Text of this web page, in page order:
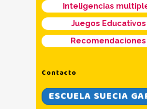
Inteligencias
Juegos Educativos
Recomendaciones
Contacto
ESCUELA SUECIA